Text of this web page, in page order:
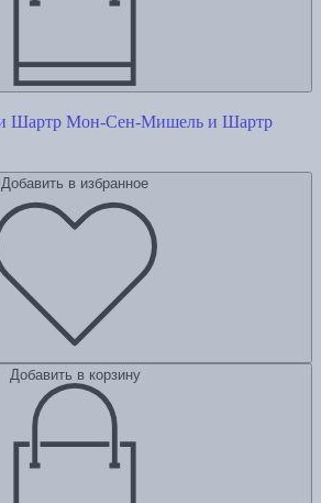
Мон-Сен-Мишель и Шартр
Добавить в избранное
Добавить в корзину